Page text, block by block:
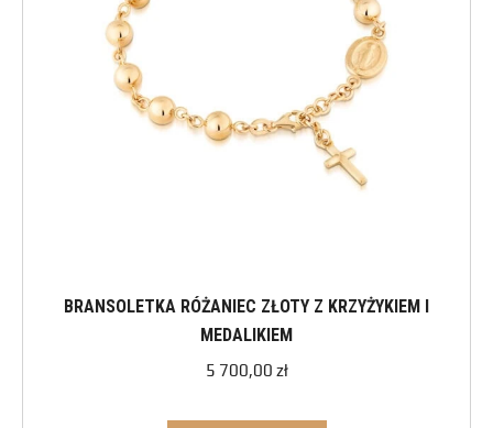
BRANSOLETKA RÓŻANIEC ZŁOTY Z KRZYŻYKIEM I
MEDALIKIEM
5 700,00 zł